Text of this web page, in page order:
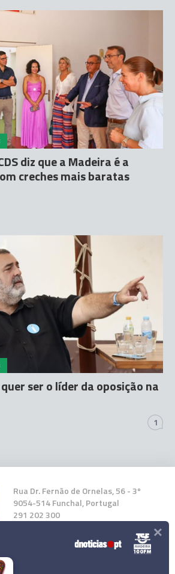
diz que a Madeira é a
creches mais baratas
ser o líder da oposição na
1
Rua Dr. Fernão de Ornelas, 56 - 3º
9054-514 Funchal, Portugal
291 202 300
Instale a nossa App ×